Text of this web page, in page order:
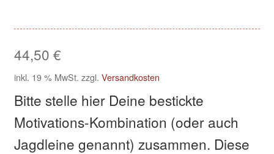
Impressum
Kasse
Klettis
Leinen
44,50 €
inkl. 19 % MwSt. zzgl. Versandkosten
Bitte stelle hier Deine bestickte
Motivations-Kombination (oder auch
Jagdleine genannt) zusammen. Diese